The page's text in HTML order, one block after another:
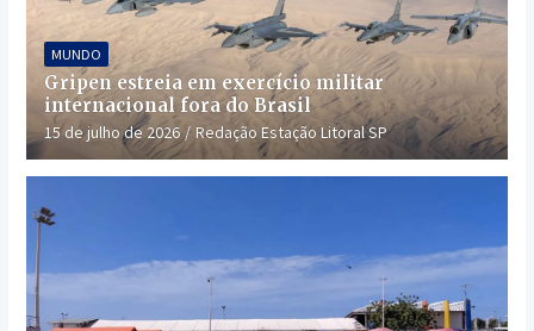
MUNDO
Gripen estreia em exercício militar
internacional fora do Brasil
15 de julho de 2026 Redação Estação Litoral SP